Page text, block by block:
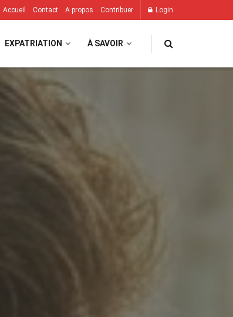
Accueil Contact A propos Contribuer Login
EXPATRIATION À SAVOIR